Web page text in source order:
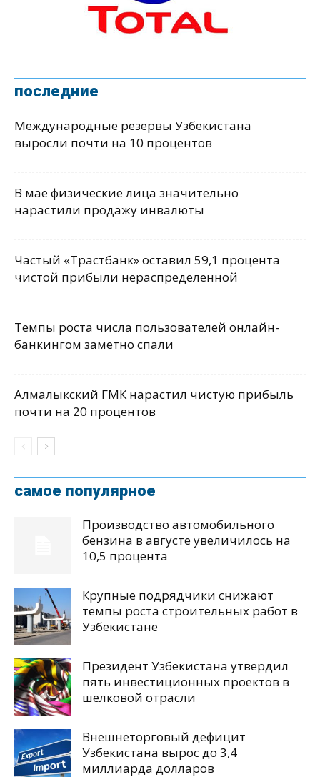
последние
Международные резервы Узбекистана
выросли почти на 10 процентов
В мае физические лица значительно
нарастили продажу инвалюты
Частый «Трастбанк» оставил 59,1 процента
чистой прибыли нераспределенной
Темпы роста числа пользователей онлайн-
банкингом заметно спали
Алмалыкский ГМК нарастил чистую прибыль
почти на 20 процентов
самое популярное
Производство автомобильного
бензина в августе увеличилось на
10,5 процента
Крупные подрядчики снижают
темпы роста строительных работ в
Узбекистане
Президент Узбекистана утвердил
пять инвестиционных проектов в
шелковой отрасли
Внешнеторговый дефицит
Узбекистана вырос до 3,4
миллиарда долларов